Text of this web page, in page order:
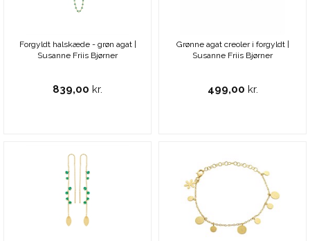
Forgyldt halskæde - grøn agat |
Susanne Friis Bjørner
839,00 kr.
Grønne agat creoler i forgyldt |
Susanne Friis Bjørner
499,00 kr.